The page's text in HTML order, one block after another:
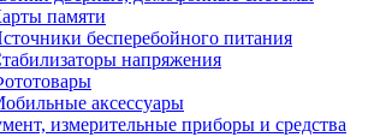
памяти
бесперебойного питания
напряжения
аксессуары
измерительные приборы и средства